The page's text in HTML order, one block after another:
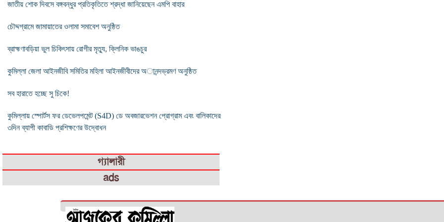
জাতীয় শোক দিবসে বঙ্গবন্ধুর প্রতিকৃতিতে শ্রদ্ধা জানিয়েছেন এমপি বাহার
চৌদ্দগ্রামে জামায়াতের ওলামা সমাবেশ অনুষ্ঠিত
ব্রাহ্মণাবড়িয়া ভুল চিকিৎসায় রোগীর মৃত্যু, ক্লিনিক ভাঙচুর
কুমিল্লা জেলা আইনজীবি সমিতির মহিলা আইনজীবীদের অানন্দভ্রমণ অনুষ্ঠিত
সব হারাতে হচ্ছে সু চিকে!
কুমিল্লায় স্পোর্টস ফর ডেভেলপমেন্ট (S4D) ডে অবজারভেশন প্রোগ্রাম এবং বালিকাদের
৩দিন ব্যাপী কাবাডি প্রশিক্ষণের উদ্বোধন
গ্যালারী
ads